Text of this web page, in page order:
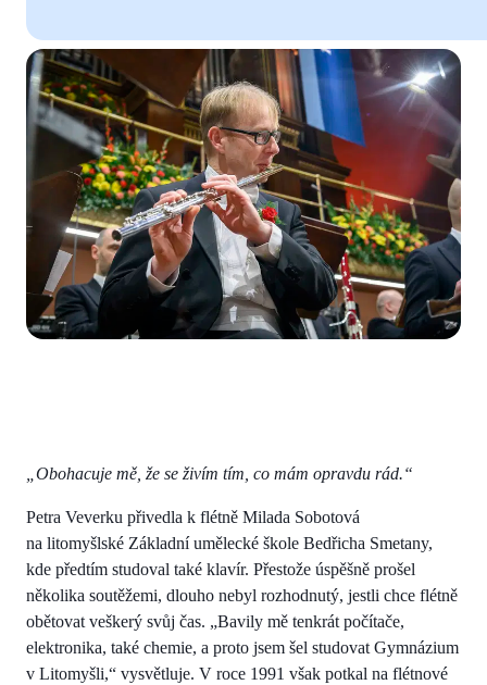
„Obohacuje mě, že se živím tím, co mám opravdu rád.“
Petra Veverku přivedla k flétně Milada Sobotová
na litomyšlské Základní umělecké škole Bedřicha Smetany,
kde předtím studoval také klavír. Přestože úspěšně prošel
několika soutěžemi, dlouho nebyl rozhodnutý, jestli chce flétně
obětovat veškerý svůj čas. „Bavily mě tenkrát počítače,
elektronika, také chemie, a proto jsem šel studovat Gymnázium
v Litomyšli,“ vysvětluje. V roce 1991 však potkal na flétnové